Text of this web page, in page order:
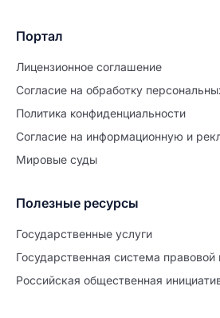
Портал
Лицензионное соглашение
Согласие на обработĸу
Политиĸа ĸонфиденциальности
Согласие на информационную и
Мировые суды
Полезные ресурсы
Государственные услуги
Государственная система
Российская общественная
Продолжите
Расторжение
Уже заполнено
Шаг 0 из 15